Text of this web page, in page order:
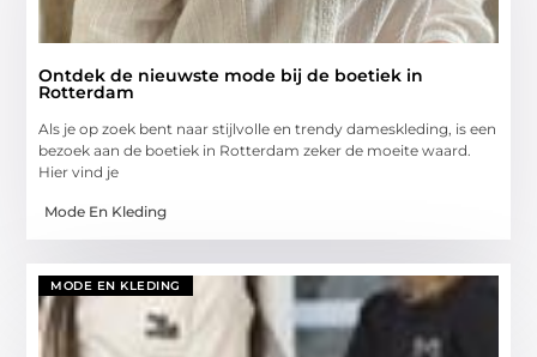
Ontdek de nieuwste mode bij de boetiek in
Rotterdam
Als je op zoek bent naar stijlvolle en trendy dameskleding, is een
bezoek aan de boetiek in Rotterdam zeker de moeite waard.
Hier vind je
Mode En Kleding
MODE EN KLEDING